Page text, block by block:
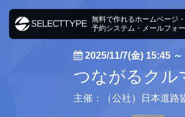
2025/11/7(金) 15:45 ～
つながるクル
主催：（公社）日本
無料で作れるホームページ・
予約システム・メールフォ